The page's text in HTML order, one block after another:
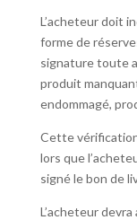
L’acheteur doit
forme de
signature toute
produit
endommagé,
Cette
lors que
signé le bon de
L’acheteur